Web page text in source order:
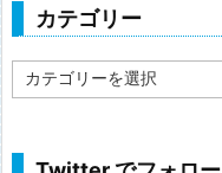
カテゴリー
テ